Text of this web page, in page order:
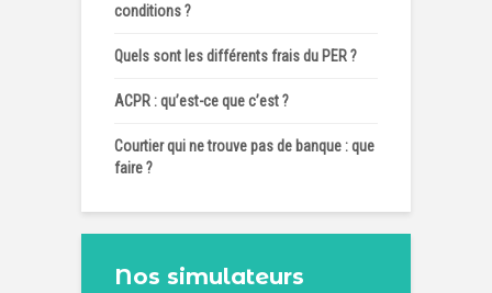
conditions ?
Quels sont les différents frais du PER ?
ACPR : qu’est-ce que c’est ?
Courtier qui ne trouve pas de banque : que
faire ?
Nos simulateurs